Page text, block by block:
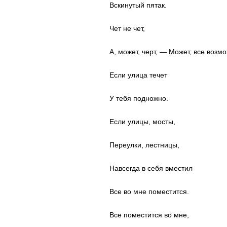
Вскинутый пятак.
Чет не чет,
А, может, черт, — Может, все
Если улица течет
У тебя подножно.
Если улицы, мосты,
Переулки, лестницы,
Навсегда в себя вместил
Все во мне поместится.
Все поместится во мне,